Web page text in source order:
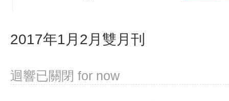
2017年1月2月雙月刊
迴響已關閉 for now